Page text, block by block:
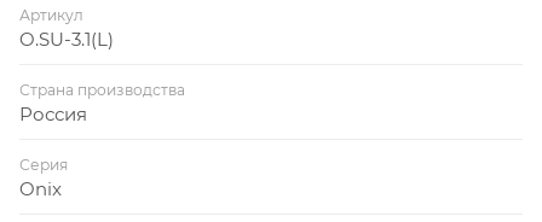
Артикул
O.SU-3.1(L)
Страна производства
Россия
Серия
Onix